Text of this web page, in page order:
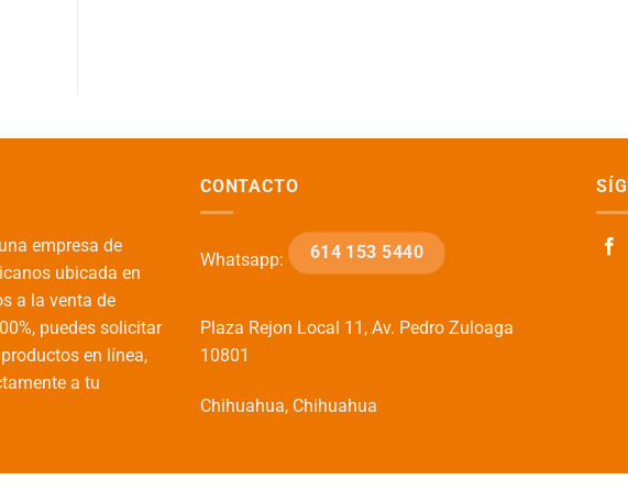
empresa de
ubicada en
a la venta de
puedes solicitar
en línea,
a tu
CONTACTO
Whatsapp: 614 153 5440
Plaza Rejon Local 11, Av. Pedro Zuloaga
10801
Chihuahua, Chihuahua